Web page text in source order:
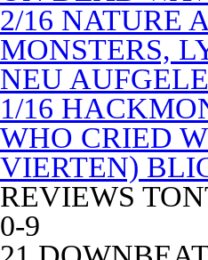
2/16 NATURE
MONSTERS,
NEU
1/16
WHO CRIED
VIERTEN)
REVIEWS
0-9